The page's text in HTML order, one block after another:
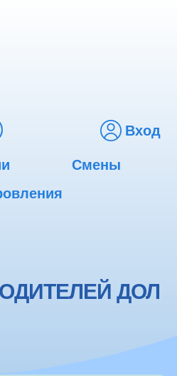
Вход
Смены
ДОЛ